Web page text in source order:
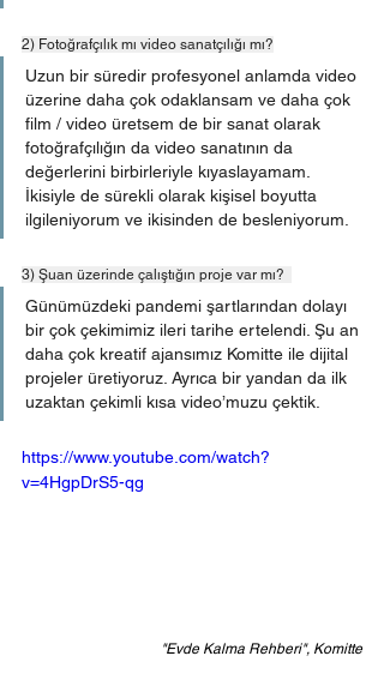
2) Fotoğrafçılık mı video sanatçılığı mı?
Uzun bir süredir profesyonel anlamda video
üzerine daha çok odaklansam ve daha çok
film / video üretsem de bir sanat olarak
fotoğrafçılığın da video sanatının da
değerlerini birbirleriyle kıyaslayamam.
İkisiyle de sürekli olarak kişisel boyutta
ilgileniyorum ve ikisinden de besleniyorum.
3) Şuan üzerinde çalıştığın proje var mı?
Günümüzdeki pandemi şartlarından dolayı
bir çok çekimimiz ileri tarihe ertelendi. Şu an
daha çok kreatif ajansımız Komitte ile dijital
projeler üretiyoruz. Ayrıca bir yandan da ilk
uzaktan çekimli kısa video’muzu çektik.
https://www.youtube.com/watch?
v=4HgpDrS5-qg
"Evde Kalma Rehberi", Komitte